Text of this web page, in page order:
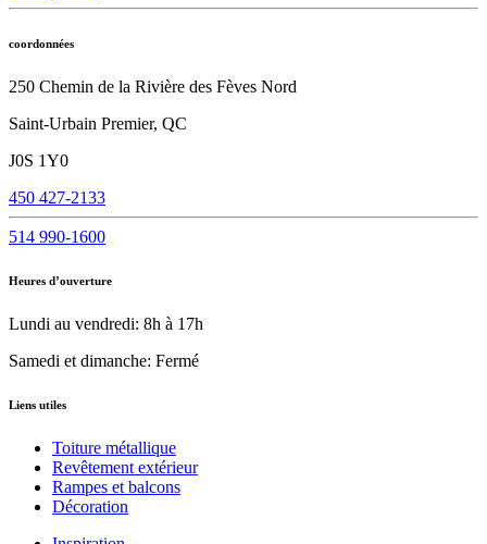
coordonnées
250 Chemin de la Rivière des Fèves Nord
Saint-Urbain Premier, QC
J0S 1Y0
450 427-2133
514 990-1600
Heures d’ouverture
Lundi au vendredi: 8h à 17h
Samedi et dimanche: Fermé
Liens utiles
Toiture métallique
Revêtement extérieur
Rampes et balcons
Décoration